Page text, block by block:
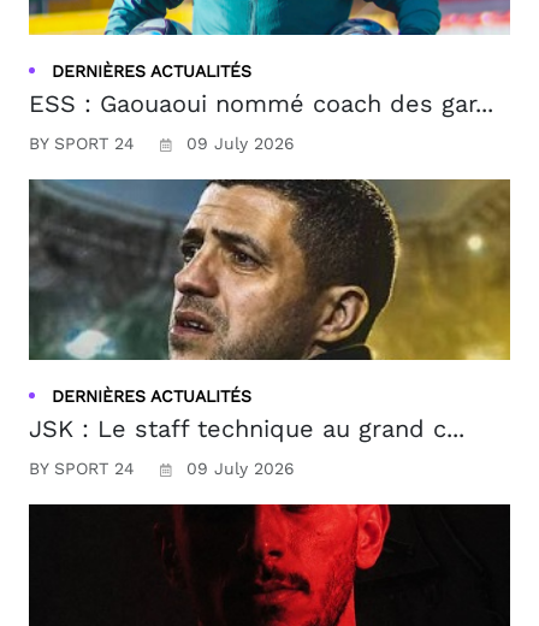
DERNIÈRES ACTUALITÉS
ESS : Gaouaoui nommé coach des gar...
BY SPORT 24 09 July 2026
DERNIÈRES ACTUALITÉS
JSK : Le staff technique au grand c...
BY SPORT 24 09 July 2026